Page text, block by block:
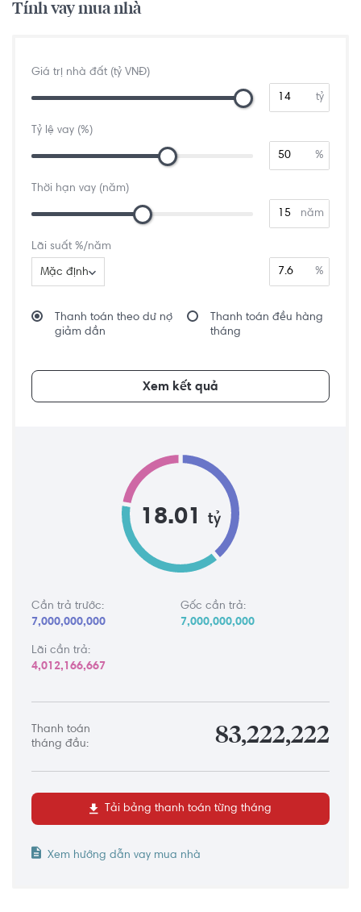
Tính vay mua nhà
Giá trị nhà đất (tỷ VNĐ)
tỷ
Tỷ lệ vay (%)
%
Thời hạn vay (năm)
năm
Lãi suất %/năm
Mặc định %
Thanh toán theo dư nợ
giảm dần
Thanh toán đều hàng
tháng
Xem kết quả
18.01 tỷ
Cần trả trước:
7,000,000,000
Gốc cần trả:
7,000,000,000
Lãi cần trả:
4,012,166,667
Thanh toán
tháng đầu:
83,222,222
Tải bảng thanh toán từng tháng
Xem hướng dẫn vay mua nhà